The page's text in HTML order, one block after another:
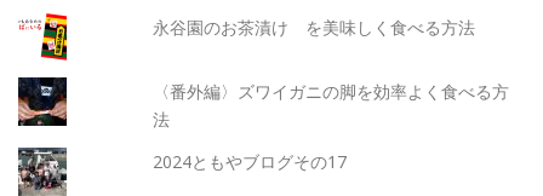
永谷園のお茶漬け を美味しく食べる方法
〈番外編〉ズワイガニの脚を効率よく食べる方
法
2024ともやブログその17